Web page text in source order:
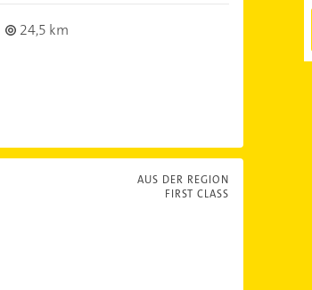
24,5 km
AUS DER REGION
FIRST CLASS